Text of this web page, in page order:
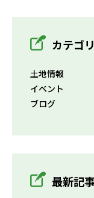
カテゴ
土地情報
イベント
ブログ
最新記